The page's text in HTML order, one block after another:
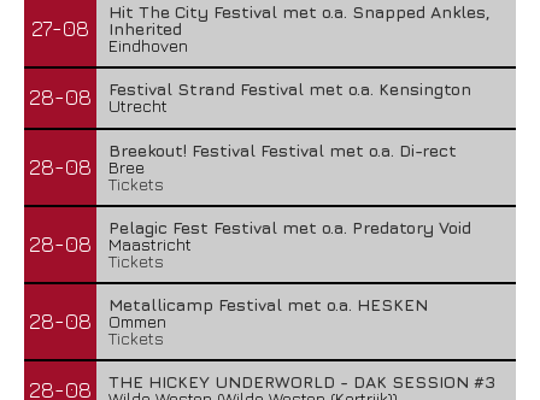
27-08
Hit The City Festival met o.a. Snapped Ankles,
Inherited
Eindhoven
28-08
Festival Strand Festival met o.a. Kensington
Utrecht
28-08
Breekout! Festival Festival met o.a. Di-rect
Bree
Tickets
28-08
Pelagic Fest Festival met o.a. Predatory Void
Maastricht
Tickets
28-08
Metallicamp Festival met o.a. HESKEN
Ommen
Tickets
28-08
THE HICKEY UNDERWORLD - DAK SESSION #3